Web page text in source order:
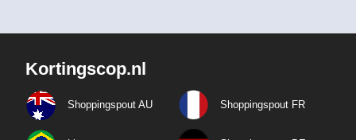
Kortingscop.nl
Shoppingspout AU Shoppingspout FR